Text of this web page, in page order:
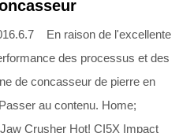
En raison de l'excellente
des processus et des
de concasseur de pierre en
au contenu. Home;
Crusher Hot! CI5X Impact